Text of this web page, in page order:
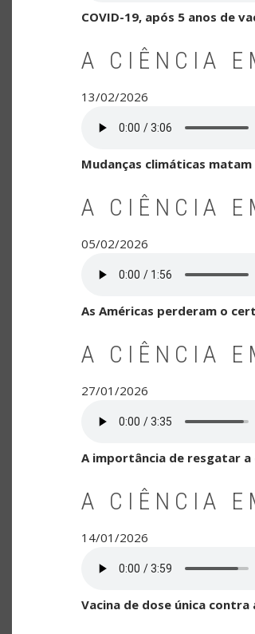
COVID-19, após 5 anos de
A CIÊNCIA
13/02/2026
Mudanças climáticas
A CIÊNCIA
05/02/2026
As Américas perderam o
A CIÊNCIA
27/01/2026
A importância de resgatar
A CIÊNCIA
14/01/2026
Vacina de dose única contra